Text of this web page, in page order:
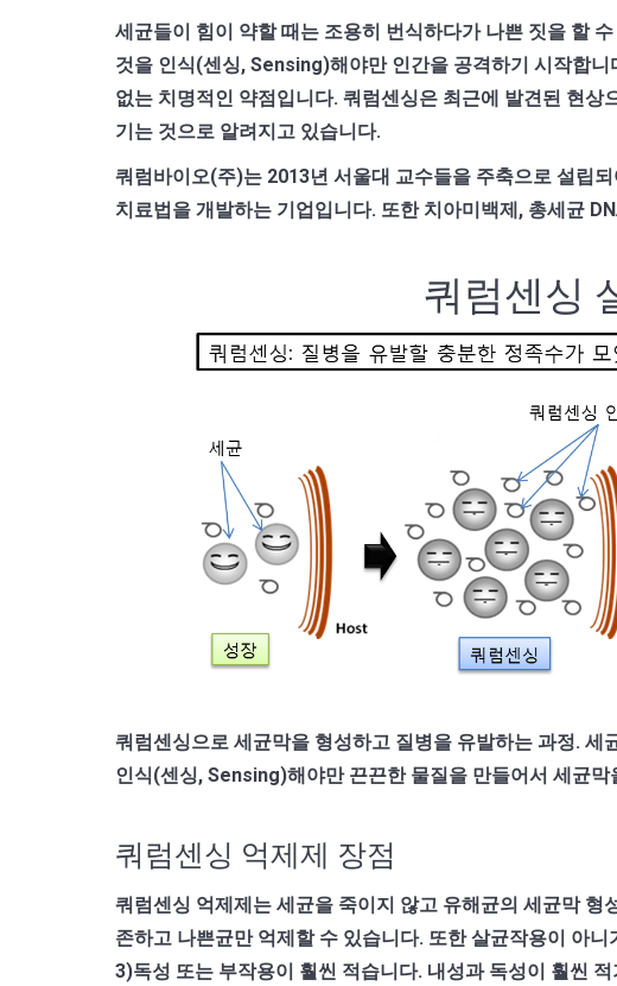
세균들이 힘이 약할 때는 조용히 번식하다가 나쁜 짓을 할
것을 인식(센싱, Sensing)해야만 인간을 공격하기 시작합
없는 치명적인 약점입니다. 쿼럼센싱은 최근에 발견된 현
기는 것으로 알려지고 있습니다.
쿼럼바이오(주)는 2013년 서울대 교수들을 주축으로 설립
치료법을 개발하는 기업입니다. 또한 치아미백제, 총세균
쿼럼센싱
쿼럼센싱으로 세균막을 형성하고 질병을 유발하는 과정.
인식(센싱, Sensing)해야만 끈끈한 물질을 만들어서 세균
쿼럼센싱 억제제 장점
쿼럼센싱 억제제는 세균을 죽이지 않고 유해균의 세균막
존하고 나쁜균만 억제할 수 있습니다. 또한 살균작용이 아
3)독성 또는 부작용이 훨씬 적습니다. 내성과 독성이 훨씬